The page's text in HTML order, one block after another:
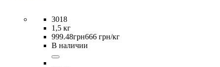
3018
1,5 кг
999.48грн666 грн/кг
В наличии